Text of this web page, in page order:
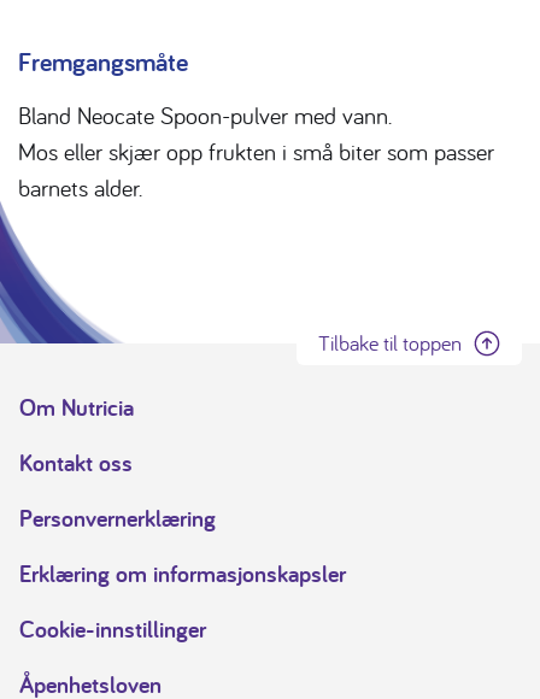
Fremgangsmåte
Bland Neocate Spoon-pulver med vann.
Mos eller skjær opp frukten i små biter som passer
barnets alder.
Tilbake til toppen
Om Nutricia
Kontakt oss
Personvernerklæring
Erklæring om informasjonskapsler
Cookie-innstillinger
Åpenhetsloven